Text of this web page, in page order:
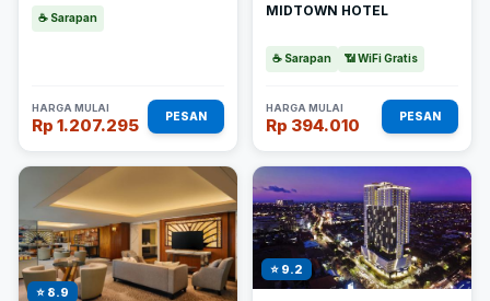
☕ Sarapan
HARGA MULAI
Rp 1.207.295 PESAN
MIDTOWN HOTEL
☕ Sarapan 📶 WiFi Gratis
HARGA MULAI
Rp 394.010 PESAN
⭐ 8.9
⭐ 9.2